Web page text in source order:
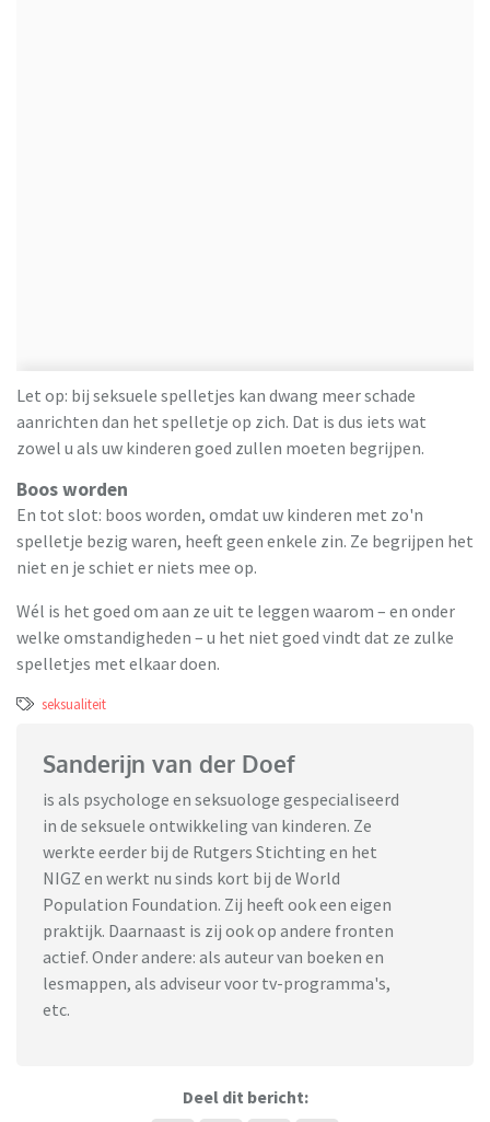
Let op: bij seksuele spelletjes kan dwang meer schade
aanrichten dan het spelletje op zich. Dat is dus iets wat
zowel u als uw kinderen goed zullen moeten begrijpen.
Boos worden
En tot slot: boos worden, omdat uw kinderen met zo'n
spelletje bezig waren, heeft geen enkele zin. Ze begrijpen het
niet en je schiet er niets mee op.
Wél is het goed om aan ze uit te leggen waarom – en onder
welke omstandigheden – u het niet goed vindt dat ze zulke
spelletjes met elkaar doen.
seksualiteit
Sanderijn van der Doef
is als psychologe en seksuologe gespecialiseerd
in de seksuele ontwikkeling van kinderen. Ze
werkte eerder bij de Rutgers Stichting en het
NIGZ en werkt nu sinds kort bij de World
Population Foundation. Zij heeft ook een eigen
praktijk. Daarnaast is zij ook op andere fronten
actief. Onder andere: als auteur van boeken en
lesmappen, als adviseur voor tv-programma's,
etc.
Deel dit bericht: